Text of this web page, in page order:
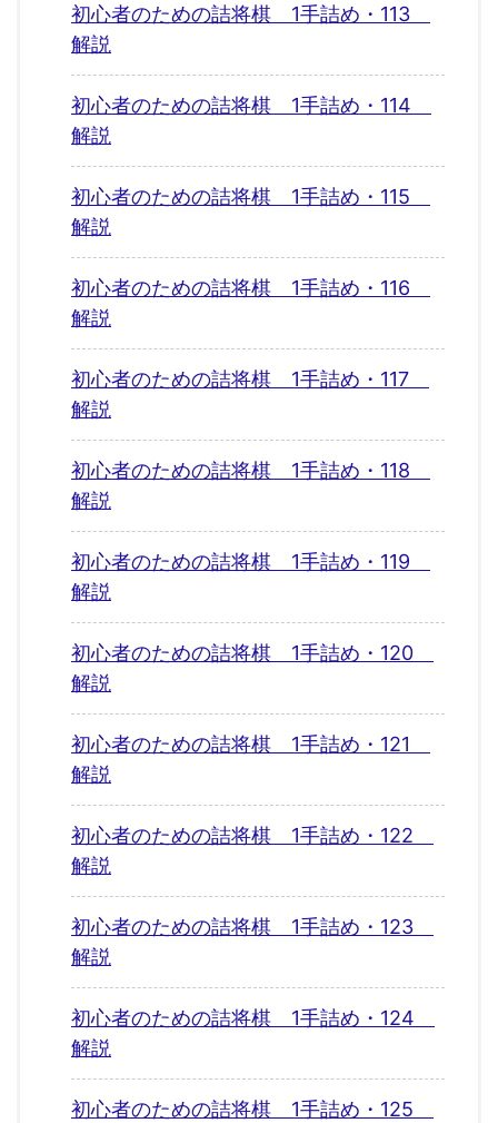
初心者のための詰将棋 1手詰め・113
解説
初心者のための詰将棋 1手詰め・114
解説
初心者のための詰将棋 1手詰め・115
解説
初心者のための詰将棋 1手詰め・116
解説
初心者のための詰将棋 1手詰め・117
解説
初心者のための詰将棋 1手詰め・118
解説
初心者のための詰将棋 1手詰め・119
解説
初心者のための詰将棋 1手詰め・120
解説
初心者のための詰将棋 1手詰め・121
解説
初心者のための詰将棋 1手詰め・122
解説
初心者のための詰将棋 1手詰め・123
解説
初心者のための詰将棋 1手詰め・124
解説
初心者のための詰将棋 1手詰め・125